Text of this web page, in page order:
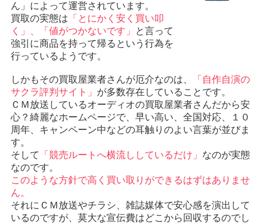
ん」によって運営されています。
買取の実態は 「とにかく安く買い叩
く」、「値がつかないです」
と言って
強引に商品を持って帰るという行為を
行っているようです。
しかもその買取屋業者さんが厄介なのは、
「自作自演の
サクラ評判サイト」 が多数存在していることです。
ＣＭ放送しているオーディオの買取屋業者さんだから安
心？綺麗なホームページで、早い高い、全国対応、１０
周年、キャンペーン中などの耳触りのよい言葉が並びま
す。
そして
「競売ルートへ横流ししているだけ」 なのが実態
なのです。
このような方針で高く買い取りができるはずはありませ
ん。
それにＣＭ放送やチラシ、雑誌媒体で安心感を演出して
いるのですが、莫大な宣伝費はどこから回収するのでし